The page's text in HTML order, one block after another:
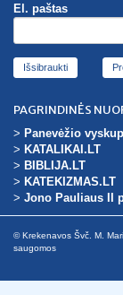
El. paštas
Išsibraukti
PAGRINDINĖS
> Panevėžio
> KATALIKAI.LT
> BIBLIJA.LT
> KATEKIZMAS.LT
> Jono Pauliaus II
© Krekenavos Švč. M.
saugomos